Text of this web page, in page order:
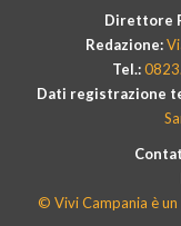
Direttore
Redazione:
Tel.:
Dati registrazione
© Vivi Campania è